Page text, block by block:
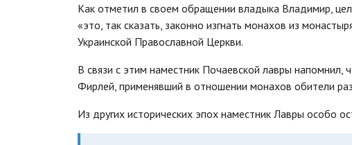
Как отметил в своем обращении владыка Владимир,
«это, так сказать, законно изгнать монахов из
Украинской Православной Церкви.
В связи с этим наместник Почаевской лавры
Фирлей, применявший в отношении монахов обители
Из других исторических эпох наместник Лавры особо